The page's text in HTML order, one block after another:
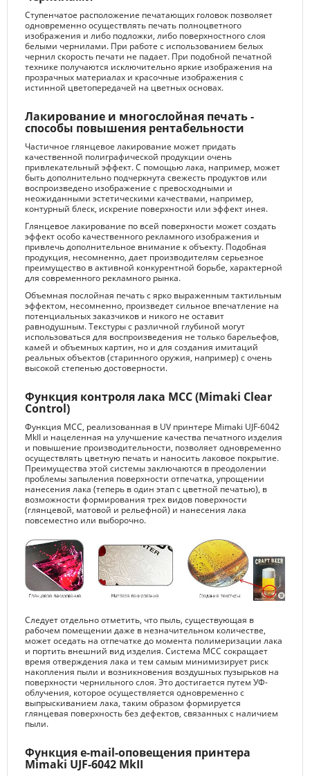
Ступенчатое расположение печатающих головок позволяет
одновременно осуществлять печать полноцветного
изображения и либо подложки, либо поверхностного слоя
белыми чернилами. При работе с использованием белых
чернил скорость печати не падает. При подобной печатной
технике получаются исключительно яркие изображения на
прозрачных материалах и красочные изображения с
истинной цветопередачей на цветных основах.
Лакирование и многослойная печать -
способы повышения рентабельности
Частичное глянцевое лакирование может придать
качественной полиграфической продукции очень
привлекательный эффект. С помощью лака, например, может
быть дополнительно подчеркнута свежесть продуктов или
воспроизведено изображение с превосходными и
неожиданными эстетическими качествами, например,
контурный блеск, искрение поверхности или эффект инея.
Глянцевое лакирование по всей поверхности может создать
эффект особо качественного рекламного изображения и
привлечь дополнительное внимание к объекту. Подобная
продукция, несомненно, дает производителям серьезное
преимущество в активной конкурентной борьбе, характерной
для современного рекламного рынка.
Объемная послойная печать с ярко выраженным тактильным
эффектом, несомненно, произведет сильное впечатление на
потенциальных заказчиков и никого не оставит
равнодушным. Текстуры с различной глубиной могут
использоваться для воспроизведения не только барельефов,
камей и объемных картин, но и для создания имитаций
реальных объектов (старинного оружия, например) с очень
высокой степенью достоверности.
Функция контроля лака MCC (Mimaki Clear
Control)
Функция MCC, реализованная в UV принтере Mimaki UJF-6042
MkII и нацеленная на улучшение качества печатного изделия
и повышение производительности, позволяет одновременно
осуществлять цветную печать и наносить лаковое покрытие.
Преимущества этой системы заключаются в преодолении
проблемы запыления поверхности отпечатка, упрощении
нанесения лака (теперь в один этап с цветной печатью), в
возможности формирования трех видов поверхности
(глянцевой, матовой и рельефной) и нанесения лака
повсеместно или выборочно.
Следует отдельно отметить, что пыль, существующая в
рабочем помещении даже в незначительном количестве,
может оседать на отпечатке до момента полимеризации лака
и портить внешний вид изделия. Система MCC сокращает
время отверждения лака и тем самым минимизирует риск
накопления пыли и возникновения воздушных пузырьков на
поверхности чернильного слоя. Это достигается путем УФ-
облучения, которое осуществляется одновременно с
выпрыскиванием лака, таким образом формируется
глянцевая поверхность без дефектов, связанных с наличием
пыли.
Функция e-mail-оповещения принтера
Mimaki UJF-6042 MkII